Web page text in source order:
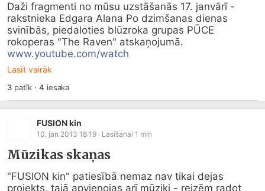
Daži fragmenti no mūsu uzstāšanās 17. janvārī -
rakstnieka Edgara Alana Po dzimšanas dienas
svinībās, piedaloties blūzroka grupas PŪCE
www.youtube.com/watch
Lasīt vairāk
3patīk ·4 iesaka
FUSION kin
10. jan 2013 18:19 · Lasīšanai 1 min
Mūzikas skaņas
"FUSION kin" patiesībā nemaz nav tikai dejas
projekts, tajā apvienojas arī mūziķi - reizēm radot